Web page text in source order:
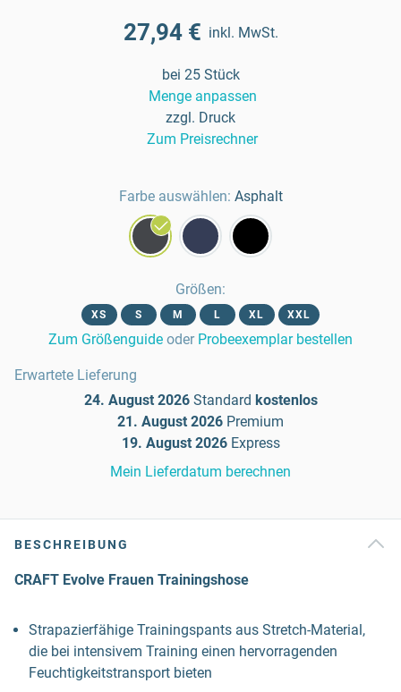
27,94 € inkl. MwSt.
bei 25 Stück
Menge anpassen
zzgl. Druck
Zum Preisrechner
Farbe auswählen: Asphalt
Größen:
XS S M L XL XXL
Zum Größenguide oder Probeexemplar bestellen
Erwartete Lieferung
24. August 2026 Standard kostenlos
21. August 2026 Premium
19. August 2026 Express
Mein Lieferdatum berechnen
BESCHREIBUNG
CRAFT Evolve Frauen Trainingshose
Strapazierfähige Trainingspants aus Stretch-Material,
die bei intensivem Training einen hervorragenden
Feuchtigkeitstransport bieten